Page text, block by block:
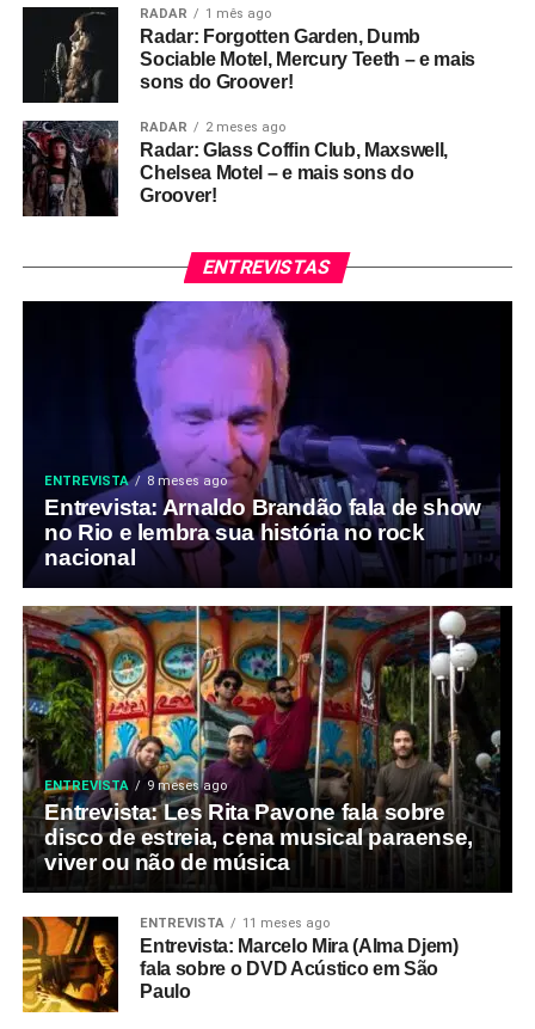
RADAR 1 mês ago
Radar: Forgotten Garden, Dumb
Sociable Motel, Mercury Teeth – e mais
sons do Groover!
RADAR 2 meses ago
Radar: Glass Coffin Club, Maxswell,
Chelsea Motel – e mais sons do
Groover!
ENTREVISTAS
ENTREVISTA 8 meses ago
Entrevista: Arnaldo Brandão fala de show
no Rio e lembra sua história no rock
nacional
ENTREVISTA 9 meses ago
Entrevista: Les Rita Pavone fala sobre
disco de estreia, cena musical paraense,
viver ou não de música
ENTREVISTA 11 meses ago
Entrevista: Marcelo Mira (Alma Djem)
fala sobre o DVD Acústico em São
Paulo